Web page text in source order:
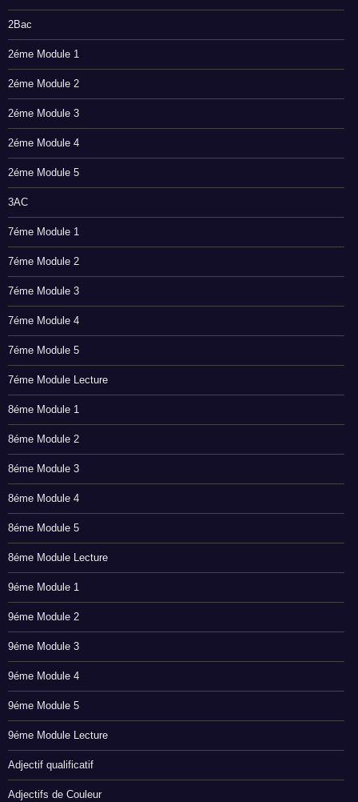
2Bac
2éme Module 1
2éme Module 2
2éme Module 3
2éme Module 4
2éme Module 5
3AC
7éme Module 1
7éme Module 2
7éme Module 3
7éme Module 4
7éme Module 5
7éme Module Lecture
8éme Module 1
8éme Module 2
8éme Module 3
8éme Module 4
8éme Module 5
8éme Module Lecture
9éme Module 1
9éme Module 2
9éme Module 3
9éme Module 4
9éme Module 5
9éme Module Lecture
Adjectif qualificatif
Adjectifs de Couleur